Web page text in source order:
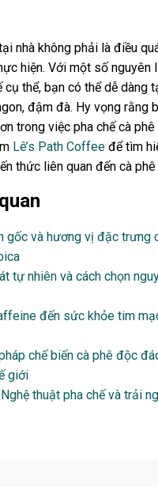
nhà không phải là điều
hiện. Với một số nguyên
cụ thể, bạn có thể dễ dàng
đậm đà. Hy vọng rằng
trong việc pha chế cà phê
Lê’s Path Coffee để tìm
thức liên quan đến cà phê
gốc và hương vị đặc trưng
tự nhiên và cách chọn
đến sức khỏe tim
chế biến cà phê độc
giới
thuật pha chế và trải